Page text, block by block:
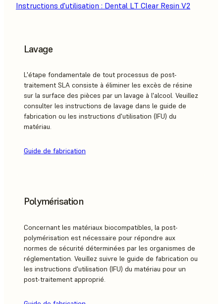
Instructions d'utilisation : Dental LT Clear Resin V2
Lavage
L'étape fondamentale de tout processus de post-
traitement SLA consiste à éliminer les excès de résine
sur la surface des pièces par un lavage à l'alcool. Veuillez
consulter les instructions de lavage dans le guide de
fabrication ou les instructions d'utilisation (IFU) du
matériau.
Guide de fabrication
Polymérisation
Concernant les matériaux biocompatibles, la post-
polymérisation est nécessaire pour répondre aux
normes de sécurité déterminées par les organismes de
réglementation. Veuillez suivre le guide de fabrication ou
les instructions d'utilisation (IFU) du matériau pour un
post-traitement approprié.